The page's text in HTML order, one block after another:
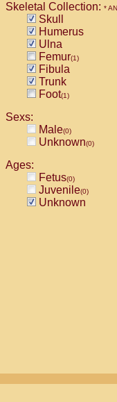
Skeletal Collection: *
Skull
Humerus
Ulna
Femur(1)
Fibula
Trunk
Foot(1)
Sexs:
Male(0)
Unknown(0)
Ages:
Fetus(0)
Juvenile(0)
Unknown